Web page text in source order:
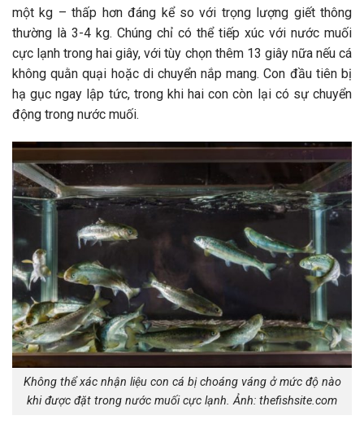
một kg – thấp hơn đáng kể so với trọng lượng giết thông
thường là 3-4 kg. Chúng chỉ có thể tiếp xúc với nước muối
cực lạnh trong hai giây, với tùy chọn thêm 13 giây nữa nếu cá
không quằn quại hoặc di chuyển nắp mang. Con đầu tiên bị
hạ gục ngay lập tức, trong khi hai con còn lại có sự chuyển
động trong nước muối.
Không thể xác nhận liệu con cá bị choáng váng ở mức độ nào
khi được đặt trong nước muối cực lạnh. Ảnh: thefishsite.com